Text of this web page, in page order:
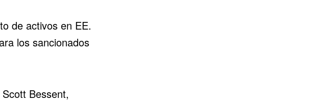
de activos en EE.
los sancionados
Bessent,